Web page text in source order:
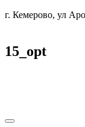
г. Кемерово, ул
15_opt